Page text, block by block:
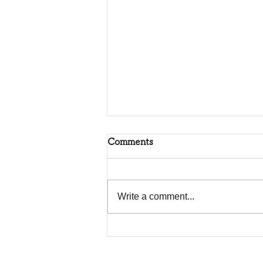
「好き」から探す、これから
Comments
Write a comment...